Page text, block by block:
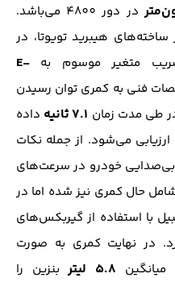
در دور 4800 می‌باشد.
هیبرید تویوتا، در
متغیر موسوم به E-
فنی به کمری توان رسیدن
طی مدت زمان 7.1ثانیه داده
می‌شود. از جمله نکات
بی‌صدایی خودرو در سرعت‌های
حال کمری نیز شده اما در
با استفاده از گیربکس‌های
در نهایت کمری به صورت
5.8 لیتر
بنزین را